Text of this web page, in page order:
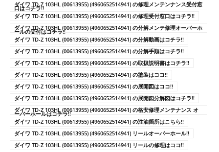
ダイワ TD-Z 103HL (00613955) (4960652514941) の修理メンテンナンス受付窓
口はコチラ!!
ダイワ TD-Z 103HL (00613955) (4960652514941) の修理受付窓口はコチラ!!
ダイワ TD-Z 103HL (00613955) (4960652514941) の分解メンテ修理オーバーホ
ールの受付はコチラ!!
ダイワ TD-Z 103HL (00613955) (4960652514941) の分解動画はコチラ!!
ダイワ TD-Z 103HL (00613955) (4960652514941) の分解手順はコチラ!!
ダイワ TD-Z 103HL (00613955) (4960652514941) の取扱説明書はコチラ!!
ダイワ TD-Z 103HL (00613955) (4960652514941) の塗装はココ!!
ダイワ TD-Z 103HL (00613955) (4960652514941) の展開図はココ!!
ダイワ TD-Z 103HL (00613955) (4960652514941) の展開図分解図はコチラ!!
ダイワ TD-Z 103HL (00613955) (4960652514941) の格安修理メンテナンス オ
ーバーホールはコチラ!!
ダイワ TD-Z 103HL (00613955) (4960652514941) の注油箇所はこちら!!
ダイワ TD-Z 103HL (00613955) (4960652514941) リールオーバーホール!!
ダイワ TD-Z 103HL (00613955) (4960652514941) リールの修理はココ!!